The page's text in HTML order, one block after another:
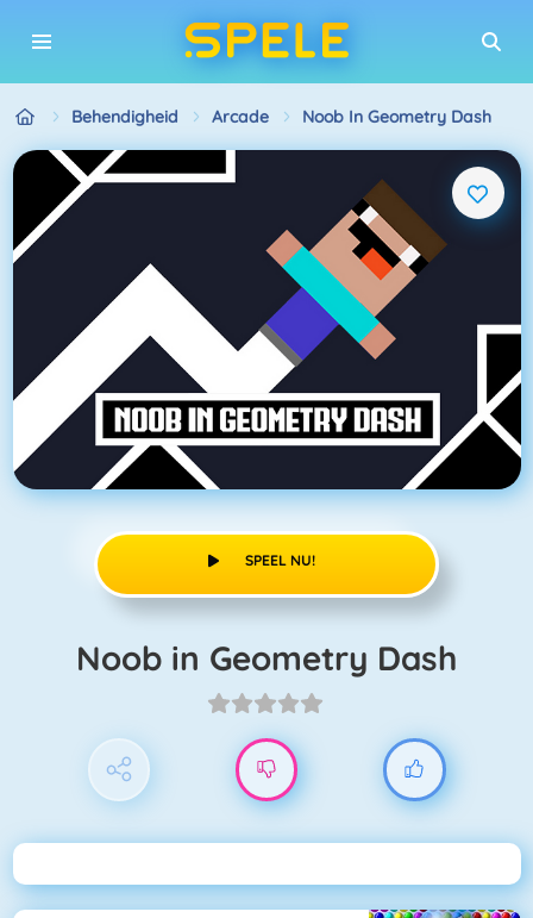
Behendigheid Arcade Noob In Geometry Dash
SPEEL NU!
Noob in Geometry Dash